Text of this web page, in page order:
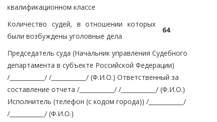
квалификационном классе
Количество судей, в отношении которых
были возбуждены уголовные дела
64
Председатель суда (Начальник управления Судебного
департамента в субъекте Российской Федерации)
/____________/ /____________/ (Ф.И.О.) Ответственный за
составление отчета /____________/ /____________/ (Ф.И.О.)
Исполнитель (телефон (с кодом города)) /____________/
/____________/ (Ф.И.О.)